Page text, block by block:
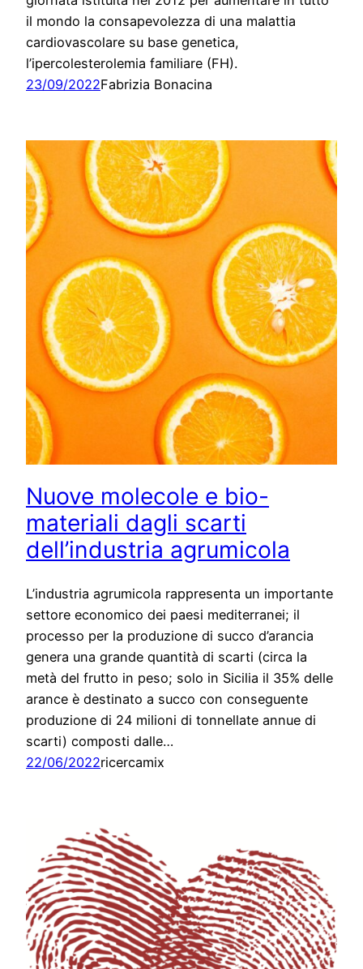
il mondo la consapevolezza di una malattia
cardiovascolare su base genetica,
l’ipercolesterolemia familiare (FH).
23/09/2022Fabrizia Bonacina
Nuove molecole e bio-
materiali dagli scarti
dell’industria agrumicola
L’industria agrumicola rappresenta un importante
settore economico dei paesi mediterranei; il
processo per la produzione di succo d’arancia
genera una grande quantità di scarti (circa la
metà del frutto in peso; solo in Sicilia il 35% delle
arance è destinato a succo con conseguente
produzione di 24 milioni di tonnellate annue di
scarti) composti dalle…
22/06/2022ricercamix